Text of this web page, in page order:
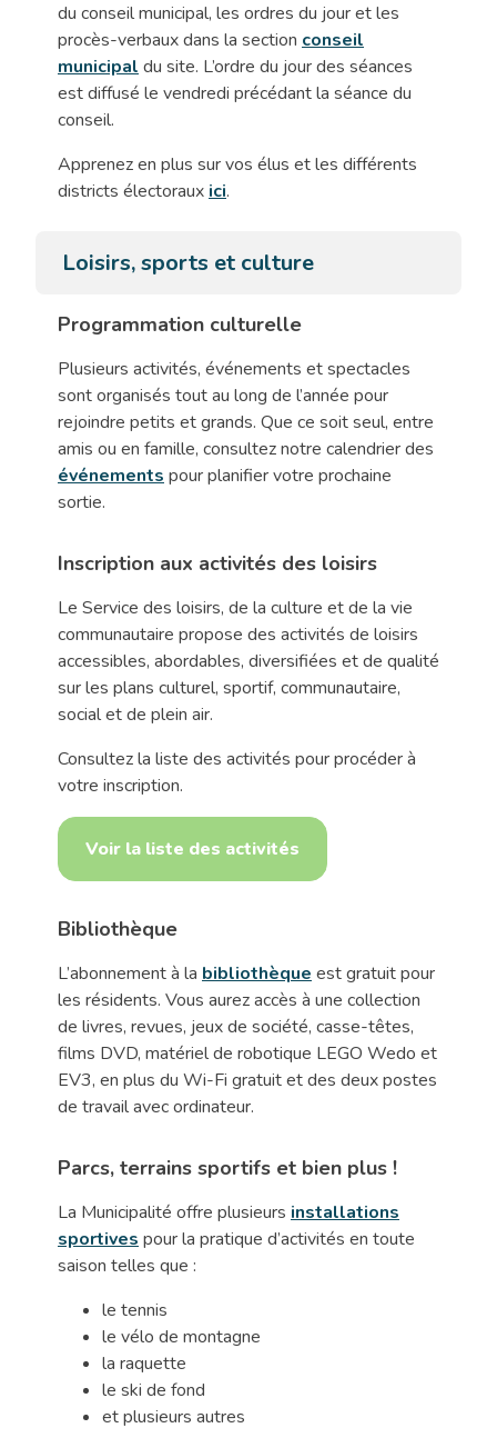
du conseil municipal, les ordres du jour et les
procès-verbaux dans la section conseil
municipal du site. L’ordre du jour des séances
est diffusé le vendredi précédant la séance du
conseil.
Apprenez en plus sur vos élus et les différents
districts électoraux ici.
Loisirs, sports et culture
Programmation culturelle
Plusieurs activités, événements et spectacles
sont organisés tout au long de l’année pour
rejoindre petits et grands. Que ce soit seul, entre
amis ou en famille, consultez notre calendrier des
événements pour planifier votre prochaine
sortie.
Inscription aux activités des loisirs
Le Service des loisirs, de la culture et de la vie
communautaire propose des activités de loisirs
accessibles, abordables, diversifiées et de qualité
sur les plans culturel, sportif, communautaire,
social et de plein air.
Consultez la liste des activités pour procéder à
votre inscription.
Voir la liste des activités
Bibliothèque
L’abonnement à la bibliothèque est gratuit pour
les résidents. Vous aurez accès à une collection
de livres, revues, jeux de société, casse-têtes,
films DVD, matériel de robotique LEGO Wedo et
EV3, en plus du Wi-Fi gratuit et des deux postes
de travail avec ordinateur.
Parcs, terrains sportifs et bien plus !
La Municipalité offre plusieurs installations
sportives pour la pratique d’activités en toute
saison telles que :
le tennis
le vélo de montagne
la raquette
le ski de fond
et plusieurs autres